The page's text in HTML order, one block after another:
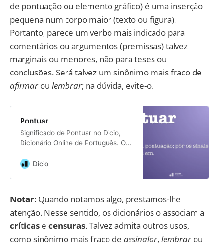
de pontuação ou elemento gráfico) é uma inserção
pequena num corpo maior (texto ou figura).
Portanto, parece um verbo mais indicado para
comentários ou argumentos (premissas) talvez
marginais ou menores, não para teses ou
conclusões. Será talvez um sinônimo mais fraco de
afirmarou lembrar; na dúvida, evite-o.
Pontuar
Significado de Pontuar no Dicio,
Dicionário Online de Português. O
pontuação; pôr os sinais
Dicio
Notar: Quando notamos algo, prestamos-lhe
atenção. Nesse sentido, os dicionários o associam a
críticas e censuras. Talvez admita outros usos,
como sinônimo mais fraco de assinalar, lembrarou